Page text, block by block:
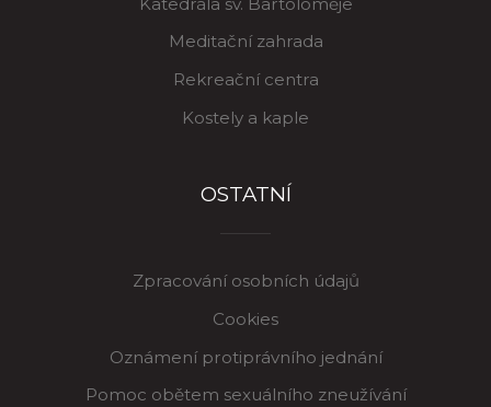
Meditační zahrada
Rekreační centra
Kostely a kaple
OSTATNÍ
Zpracování osobních údajů
Cookies
Oznámení protiprávního jednání
Pomoc obětem sexuálního zneužívání